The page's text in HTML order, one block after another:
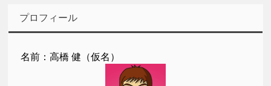
プロフィール
名前：高橋 健（仮名）